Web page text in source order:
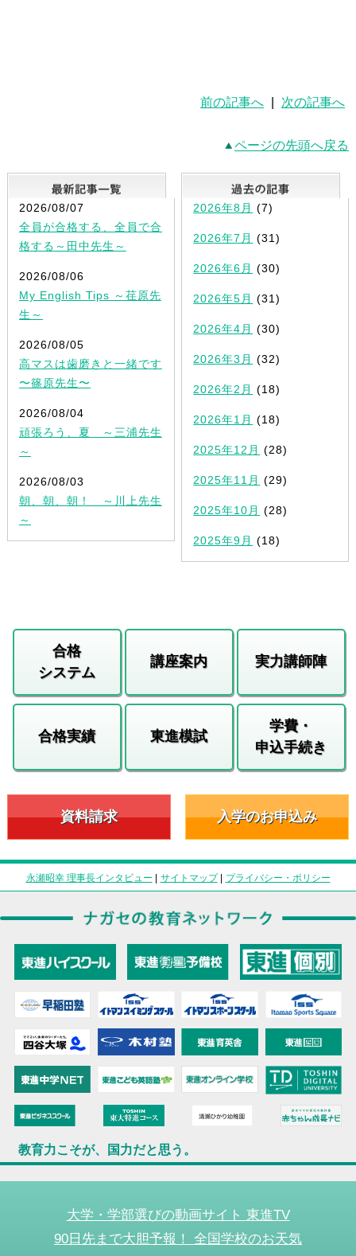
前の記事へ 次の記事へ
ページの先頭へ戻る
最新記事一覧
2026/08/07
全員が合格する、全員で合
格する～田中先生～
2026/08/06
My English Tips ～荏原先
生～
2026/08/05
高マスは歯磨きと一緒です
〜篠原先生〜
2026/08/04
頑張ろう、夏 ～三浦先生
～
2026/08/03
朝、朝、朝！ ～川上先生
～
2026年8月 (7)
2026年7月 (31)
2026年6月 (30)
2026年5月 (31)
2026年4月 (30)
2026年3月 (32)
2026年2月 (18)
2026年1月 (18)
2025年12月 (28)
2025年11月 (29)
2025年10月 (28)
2025年9月 (18)
合格
システム
講座案内 実力講師陣
合格実績 東進模試
学費・
申込手続き
資料請求 入学のお申込み
永瀬昭幸 理事長インタビュー | サイトマップ| プライバシー・ポリシー
教育力こそが、国力だと思う。
大学・学部選びの動画サイト 東進TV
90日先まで大胆予報！ 全国学校のお天気